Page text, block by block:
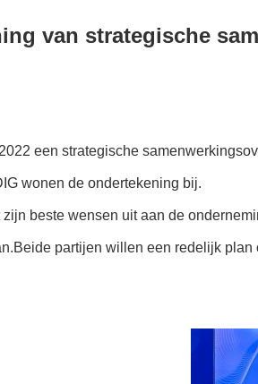
van strategische
een strategische
wonen de ondertekening bij.
beste wensen uit aan de
partijen willen een redelijk